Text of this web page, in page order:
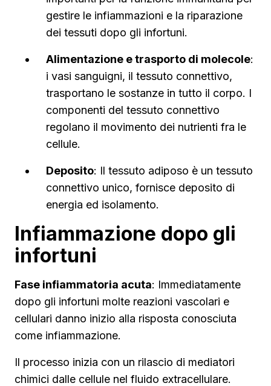
gestire le infiammazioni e la riparazione
dei tessuti dopo gli infortuni.
Alimentazione e trasporto di molecole:
i vasi sanguigni, il tessuto connettivo,
trasportano le sostanze in tutto il corpo. I
componenti del tessuto connettivo
regolano il movimento dei nutrienti fra le
cellule.
Deposito: Il tessuto adiposo è un tessuto
connettivo unico, fornisce deposito di
energia ed isolamento.
Infiammazione dopo gli
infortuni
Fase infiammatoria acuta: Immediatamente
dopo gli infortuni molte reazioni vascolari e
cellulari danno inizio alla risposta conosciuta
come infiammazione.
Il processo inizia con un rilascio di mediatori
chimici dalle cellule nel fluido extracellulare.